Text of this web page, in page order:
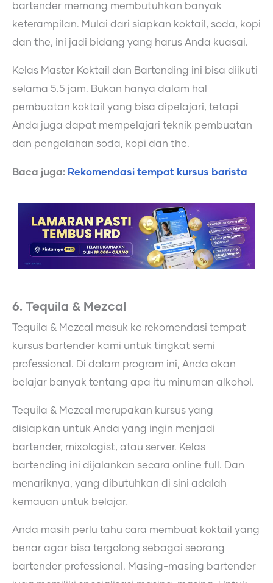
bartender memang membutuhkan banyak
keterampilan. Mulai dari siapkan koktail, soda, kopi
dan the, ini jadi bidang yang harus Anda kuasai.
Kelas Master Koktail dan Bartending ini bisa diikuti
selama 5.5 jam. Bukan hanya dalam hal
pembuatan koktail yang bisa dipelajari, tetapi
Anda juga dapat mempelajari teknik pembuatan
dan pengolahan soda, kopi dan the.
Baca juga: Rekomendasi tempat kursus barista
6. Tequila & Mezcal
Tequila & Mezcal masuk ke rekomendasi tempat
kursus bartender kami untuk tingkat semi
professional. Di dalam program ini, Anda akan
belajar banyak tentang apa itu minuman alkohol.
Tequila & Mezcal merupakan kursus yang
disiapkan untuk Anda yang ingin menjadi
bartender, mixologist, atau server. Kelas
bartending ini dijalankan secara online full. Dan
menariknya, yang dibutuhkan di sini adalah
kemauan untuk belajar.
Anda masih perlu tahu cara membuat koktail yang
benar agar bisa tergolong sebagai seorang
bartender professional. Masing-masing bartender